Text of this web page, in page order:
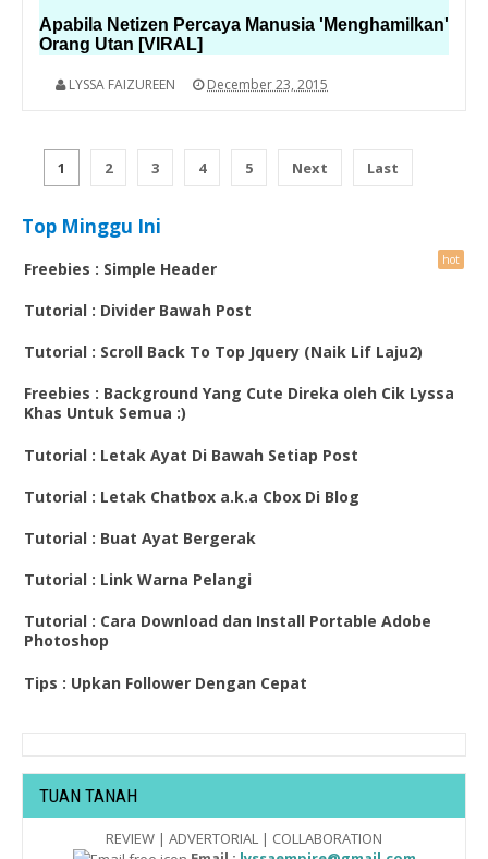
Apabila Netizen Percaya Manusia 'Menghamilkan'
Orang Utan [VIRAL]
LYSSA FAIZUREEN December 23, 2015
1 2 3 4 5 Next Last
Top Minggu Ini
Freebies : Simple Header
Tutorial : Divider Bawah Post
Tutorial : Scroll Back To Top Jquery (Naik Lif Laju2)
Freebies : Background Yang Cute Direka oleh Cik Lyssa
Khas Untuk Semua :)
Tutorial : Letak Ayat Di Bawah Setiap Post
Tutorial : Letak Chatbox a.k.a Cbox Di Blog
Tutorial : Buat Ayat Bergerak
Tutorial : Link Warna Pelangi
Tutorial : Cara Download dan Install Portable Adobe
Photoshop
Tips : Upkan Follower Dengan Cepat
TUAN TANAH
REVIEW | ADVERTORIAL | COLLABORATION